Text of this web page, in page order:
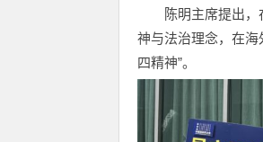
陈明主席提出
神与法治理念，在
四精神”。